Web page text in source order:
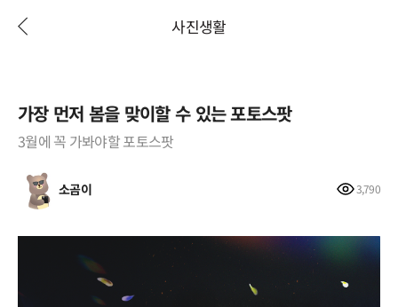
사진생활
가장 먼저 봄을 맞이할 수 있는 포토스팟
3월에 꼭 가봐야할 포토스팟
소곰이 3,790